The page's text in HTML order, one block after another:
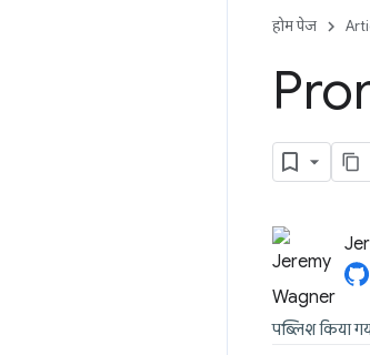
होम पेज
पब्लिश किया